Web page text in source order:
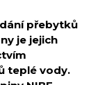
přebytků
je jejich
teplé vody.